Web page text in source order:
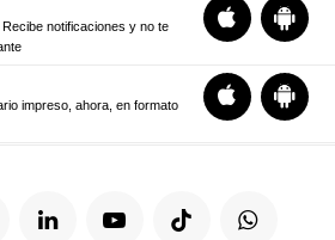
notificaciones y no te
impreso, ahora, en formato